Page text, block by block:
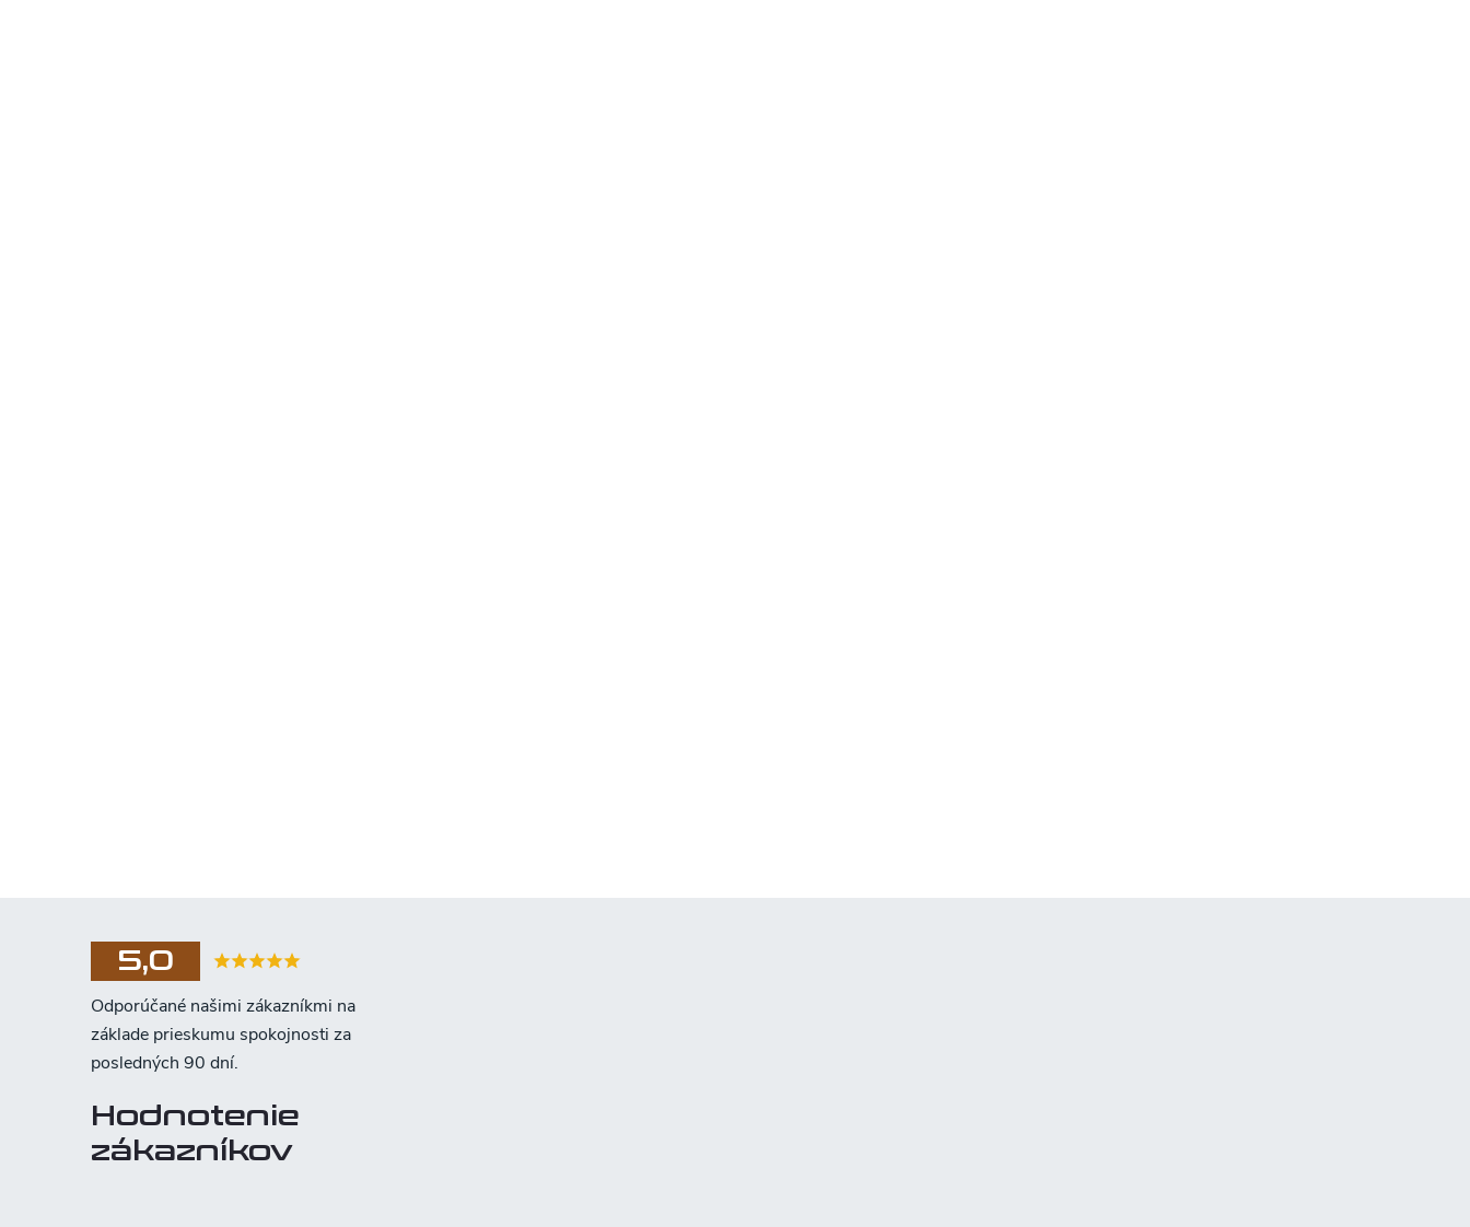
5,0
Hodnotenie
zákazníkov